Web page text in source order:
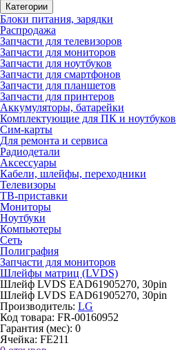
Категории
Блоки питания, зарядки
Распродажа
Запчасти для телевизоров
Запчасти для мониторов
Запчасти для ноутбуков
Запчасти для смартфонов
Запчасти для планшетов
Запчасти для принтеров
Аккумуляторы, батарейки
Комплектующие для ПК и ноутбуков
Сим-карты
Для ремонта и сервиса
Радиодетали
Аксессуары
Кабели, шлейфы, переходники
Телевизоры
ТВ-приставки
Мониторы
Ноутбуки
Компьютеры
Сеть
Полиграфия
Запчасти для мониторов
Шлейфы матриц (LVDS)
Шлейф LVDS EAD61905270, 30pin
Шлейф LVDS EAD61905270, 30pin
Производитель: LG
Код товара: FR-00160952
Гарантия (мес): 0
Ячейка: FE211